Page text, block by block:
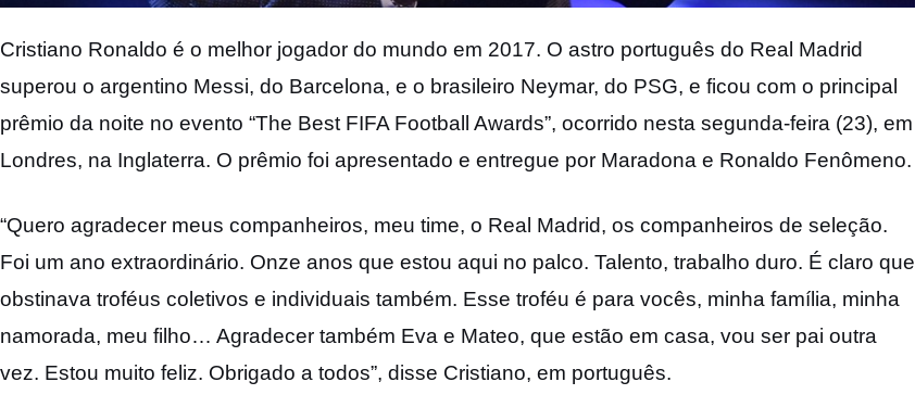
Cristiano Ronaldo é o melhor jogador do mundo em 2017. O astro português do Real Madrid
superou o argentino Messi, do Barcelona, e o brasileiro Neymar, do PSG, e ficou com o principal
prêmio da noite no evento “The Best FIFA Football Awards”, ocorrido nesta segunda-feira (23), em
Londres, na Inglaterra. O prêmio foi apresentado e entregue por Maradona e Ronaldo Fenômeno.
“Quero agradecer meus companheiros, meu time, o Real Madrid, os companheiros de seleção.
Foi um ano extraordinário. Onze anos que estou aqui no palco. Talento, trabalho duro. É claro que
obstinava troféus coletivos e individuais também. Esse troféu é para vocês, minha família, minha
namorada, meu filho… Agradecer também Eva e Mateo, que estão em casa, vou ser pai outra
vez. Estou muito feliz. Obrigado a todos”, disse Cristiano, em português.